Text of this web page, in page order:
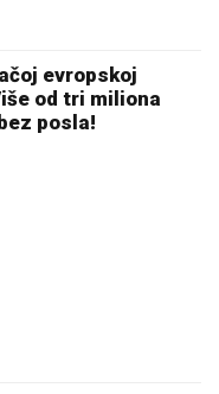
evropskoj
od tri miliona
posla!